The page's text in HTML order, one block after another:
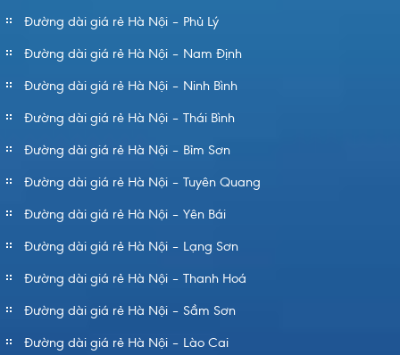
Đường dài giá rẻ Hà Nội – Phủ Lý
Đường dài giá rẻ Hà Nội – Nam Định
Đường dài giá rẻ Hà Nội – Ninh Bình
Đường dài giá rẻ Hà Nội – Thái Bình
Đường dài giá rẻ Hà Nội – Bỉm Sơn
Đường dài giá rẻ Hà Nội – Tuyên Quang
Đường dài giá rẻ Hà Nội – Yên Bái
Đường dài giá rẻ Hà Nội – Lạng Sơn
Đường dài giá rẻ Hà Nội – Thanh Hoá
Đường dài giá rẻ Hà Nội – Sầm Sơn
Đường dài giá rẻ Hà Nội – Lào Cai